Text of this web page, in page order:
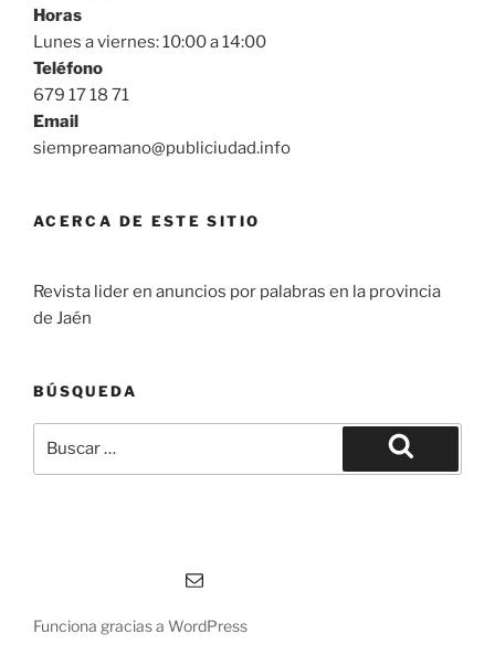
Horas
Lunes a viernes: 10:00 a 14:00
Teléfono
679 17 18 71
Email
siempreamano@publiciudad.info
ACERCA DE ESTE SITIO
Revista lider en anuncios por palabras en la provincia
de Jaén
BÚSQUEDA
por:
Buscar
Correo electrónico
Funciona gracias a WordPress